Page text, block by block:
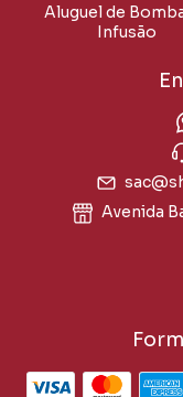
Aluguel de
Infusão
Avenida